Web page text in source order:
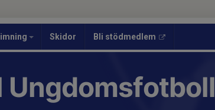
Skidor Bli stödmedlem
Ungdomsfotboll